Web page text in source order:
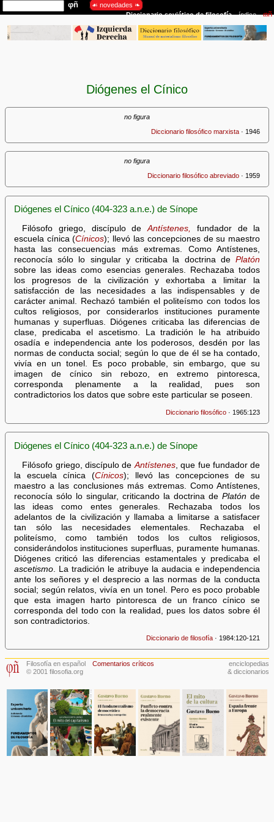
Diógenes el Cínico
no figura
Diccionario filosófico marxista · 1946
no figura
Diccionario filosófico abreviado · 1959
Diógenes el Cínico (404-323 a.n.e.) de Sínope
Filósofo griego, discípulo deAntístenes, fundador de la
escuela cínica (Cínicos); llevó las concepciones de su maestro
hasta las consecuencias más extremas. Como Antístenes,
reconocía sólo lo singular y criticaba la doctrina dePlatón
sobre las ideas como esencias generales. Rechazaba todos
los progresos de la civilización y exhortaba a limitar la
satisfacción de las necesidades a las indispensables y de
carácter animal. Rechazó también el politeísmo con todos los
cultos religiosos, por considerarlos instituciones puramente
humanas y superfluas. Diógenes criticaba las diferencias de
clase, predicaba el ascetismo. La tradición le ha atribuido
osadía e independencia ante los poderosos, desdén por las
normas de conducta social; según lo que de él se ha contado,
vivía en un tonel. Es poco probable, sin embargo, que su
imagen de cínico sin rebozo, en extremo pintoresca,
corresponda plenamente a la realidad, pues son
contradictorios los datos que sobre este particular se poseen.
Diccionario filosófico · 1965:123
Diógenes el Cínico (404-323 a.n.e.) de Sínope
Filósofo griego, discípulo de Antístenes, que fue fundador de
la escuela cínica (Cínicos); llevó las concepciones de su
maestro a las conclusiones más extremas. Como Antístenes,
reconocía sólo lo singular, criticando la doctrina dePlatón de
las ideas como entes generales. Rechazaba todos los
adelantos de la civilización y llamaba a limitarse a satisfacer
tan sólo las necesidades elementales. Rechazaba el
politeísmo, como también todos los cultos religiosos,
considerándolos instituciones superfluas, puramente humanas.
Diógenes criticó las diferencias estamentales y predicaba el
ascetismo. La tradición le atribuye la audacia e independencia
ante los señores y el desprecio a las normas de la conducta
social; según relatos, vivía en un tonel. Pero es poco probable
que esta imagen harto pintoresca de un franco cínico se
corresponda del todo con la realidad, pues los datos sobre él
son contradictorios.
Diccionario de filosofía · 1984:120-121
Filosofía en español
© 2001 filosofia.org
Comentarios críticos
enciclopedias
& diccionarios